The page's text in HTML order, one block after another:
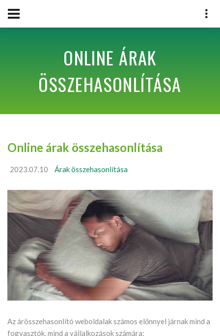
ONLINE ÁRAK
ÖSSZEHASONLÍTÁSA
Online árak összehasonlítása
2023.07.10 Árak összehasonlítása
Az árösszehasonlító weboldalak számos előnnyel járnak mind a
fogyasztók, mind a vállalkozások számára: